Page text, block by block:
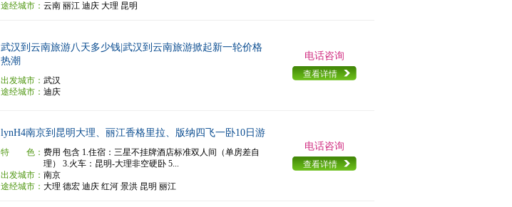
途经城市： 云南 丽江 迪庆 大理 昆明
武汉到云南旅游八天多少钱|武汉到云南旅游掀起新一轮价格
热潮
出发城市： 武汉
途经城市： 迪庆
电话咨询
查看详情
lynH4南京到昆明大理、丽江香格里拉、版纳四飞一卧10日游
特 色： 费用 包含 1.住宿：三星不挂牌酒店标准双人间（单房差自
理） 3.火车：昆明-大理非空硬卧 5...
出发城市： 南京
途经城市： 大理 德宏 迪庆 红河 景洪 昆明 丽江
电话咨询
查看详情